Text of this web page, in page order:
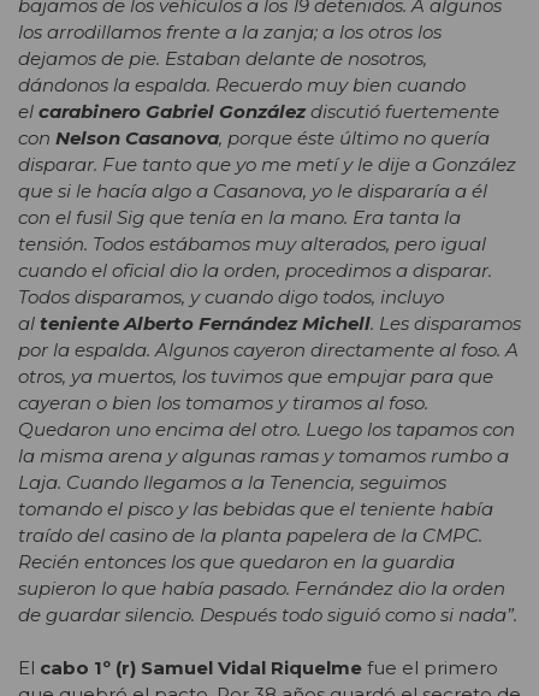
bajamos de los vehículos a los 19 detenidos. A algunos
los arrodillamos frente a la zanja; a los otros los
dejamos de pie. Estaban delante de nosotros,
dándonos la espalda. Recuerdo muy bien cuando
el carabinero Gabriel Gonzálezdiscutió fuertemente
con Nelson Casanova, porque éste último no quería
disparar. Fue tanto que yo me metí y le dije a González
que si le hacía algo a Casanova, yo le dispararía a él
con el fusil Sig que tenía en la mano. Era tanta la
tensión. Todos estábamos muy alterados, pero igual
cuando el oficial dio la orden, procedimos a disparar.
Todos disparamos, y cuando digo todos, incluyo
al teniente Alberto Fernández Michell. Les disparamos
por la espalda. Algunos cayeron directamente al foso. A
otros, ya muertos, los tuvimos que empujar para que
cayeran o bien los tomamos y tiramos al foso.
Quedaron uno encima del otro. Luego los tapamos con
la misma arena y algunas ramas y tomamos rumbo a
Laja. Cuando llegamos a la Tenencia, seguimos
tomando el pisco y las bebidas que el teniente había
traído del casino de la planta papelera de la CMPC.
Recién entonces los que quedaron en la guardia
supieron lo que había pasado. Fernández dio la orden
de guardar silencio. Después todo siguió como si nada”.
El cabo 1º (r) Samuel Vidal Riquelme fue el primero